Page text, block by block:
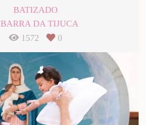
BATIZADO
BARRA DA TIJUCA
1572
0